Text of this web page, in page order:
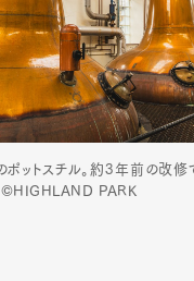
ポットスチル。約3年前の改
©HIGHLAND PARK